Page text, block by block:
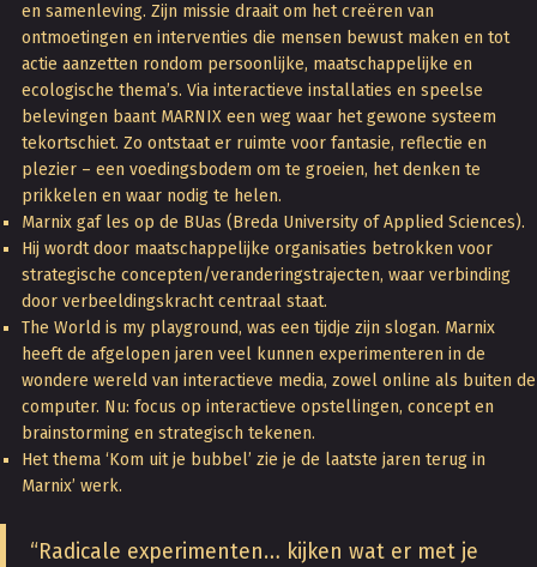
en samenleving. Zijn missie draait om het creëren van
ontmoetingen en interventies die mensen bewust maken en tot
actie aanzetten rondom persoonlijke, maatschappelijke en
ecologische thema’s. Via interactieve installaties en speelse
belevingen baant MARNIX een weg waar het gewone systeem
tekortschiet. Zo ontstaat er ruimte voor fantasie, reflectie en
plezier – een voedingsbodem om te groeien, het denken te
prikkelen en waar nodig te helen.
Marnix gaf les op de BUas (Breda University of Applied Sciences).
Hij wordt door maatschappelijke organisaties betrokken voor
strategische concepten/veranderingstrajecten, waar verbinding
door verbeeldingskracht centraal staat.
The World is my playground, was een tijdje zijn slogan. Marnix
heeft de afgelopen jaren veel kunnen experimenteren in de
wondere wereld van interactieve media, zowel online als buiten de
computer. Nu: focus op interactieve opstellingen, concept en
brainstorming en strategisch tekenen.
Het thema ‘Kom uit je bubbel’ zie je de laatste jaren terug in
Marnix’ werk.
“Radicale experimenten… kijken wat er met je